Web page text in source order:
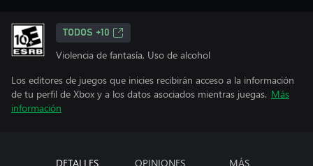
TODOS +10
Violencia de fantasía, Uso de alcohol
Los editores de juegos que inicies recibirán acceso a la información
de tu perfil de Xbox y a los datos asociados mientras juegas. Más
información
DETALLES OPINIONES MÁS